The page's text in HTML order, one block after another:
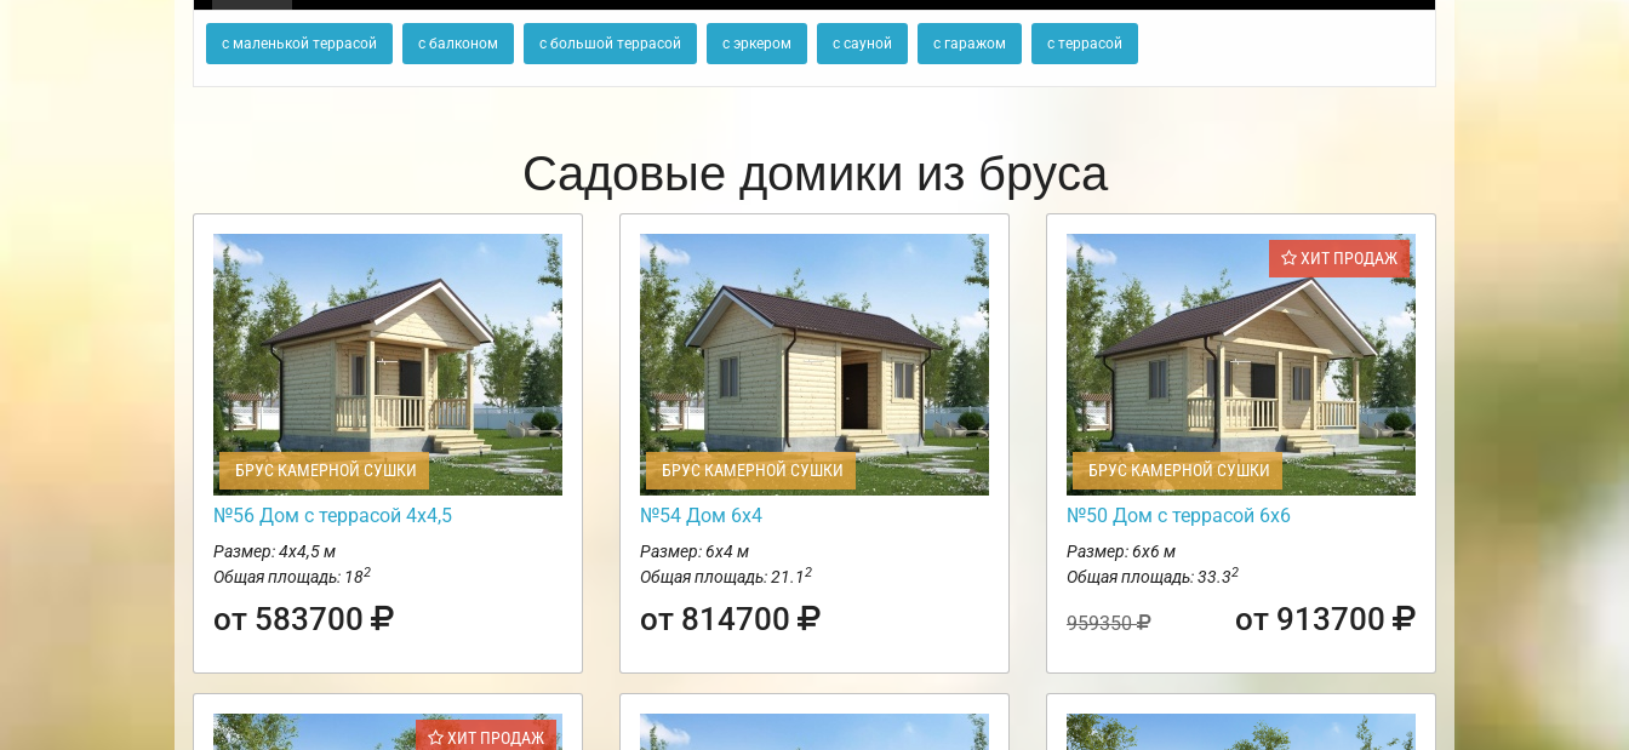
с маленькой террасой с балконом с большой террасой с эркером с сауной с гаражом с террасой
Садовые домики из бруса
БРУС КАМЕРНОЙ СУШКИ
№56 Дом с террасой 4х4,5
Размер: 4х4,5 м
Общая площадь: 182
от 583700
БРУС КАМЕРНОЙ СУШКИ
№54 Дом 6х4
Размер: 6х4 м
Общая площадь: 21.12
от 814700
ХИТ ПРОДАЖ
БРУС КАМЕРНОЙ СУШКИ
№50 Дом с террасой 6х6
Размер: 6х6 м
Общая площадь: 33.32
959350 от 913700
ХИТ ПРОДАЖ